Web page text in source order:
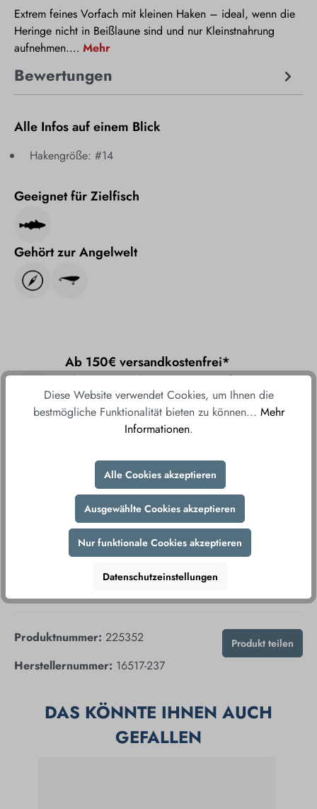
Extrem feines Vorfach mit kleinen Haken – ideal, wenn die
Heringe nicht in Beißlaune sind und nur Kleinstnahrung
aufnehmen.… Mehr
Bewertungen
Alle Infos auf einem Blick
Hakengröße: #14
Geeignet für Zielfisch
Gehört zur Angelwelt
Ab 150€ versandkostenfrei*
Ab einem Bestellwert von 150€ liefern wir
versandkostenfrei direkt und bequem zu Ihnen
nach Hause.
Durch unsere sicheren Zahlungsmethoden und
verschlüsselte Datenübertragung gewährleisten wir
Ihnen ein sorgenfreies Einkaufserlebnis.
Produkt teilen
Produktnummer: 225352
Herstellernummer: 16517-237
DAS KÖNNTE IHNEN AUCH
GEFALLEN
Diese Website verwendet Cookies, um Ihnen die
bestmögliche Funktionalität bieten zu können... Mehr
Informationen.
Alle Cookies akzeptieren
Ausgewählte Cookies akzeptieren
Nur funktionale Cookies akzeptieren
Datenschutzeinstellungen